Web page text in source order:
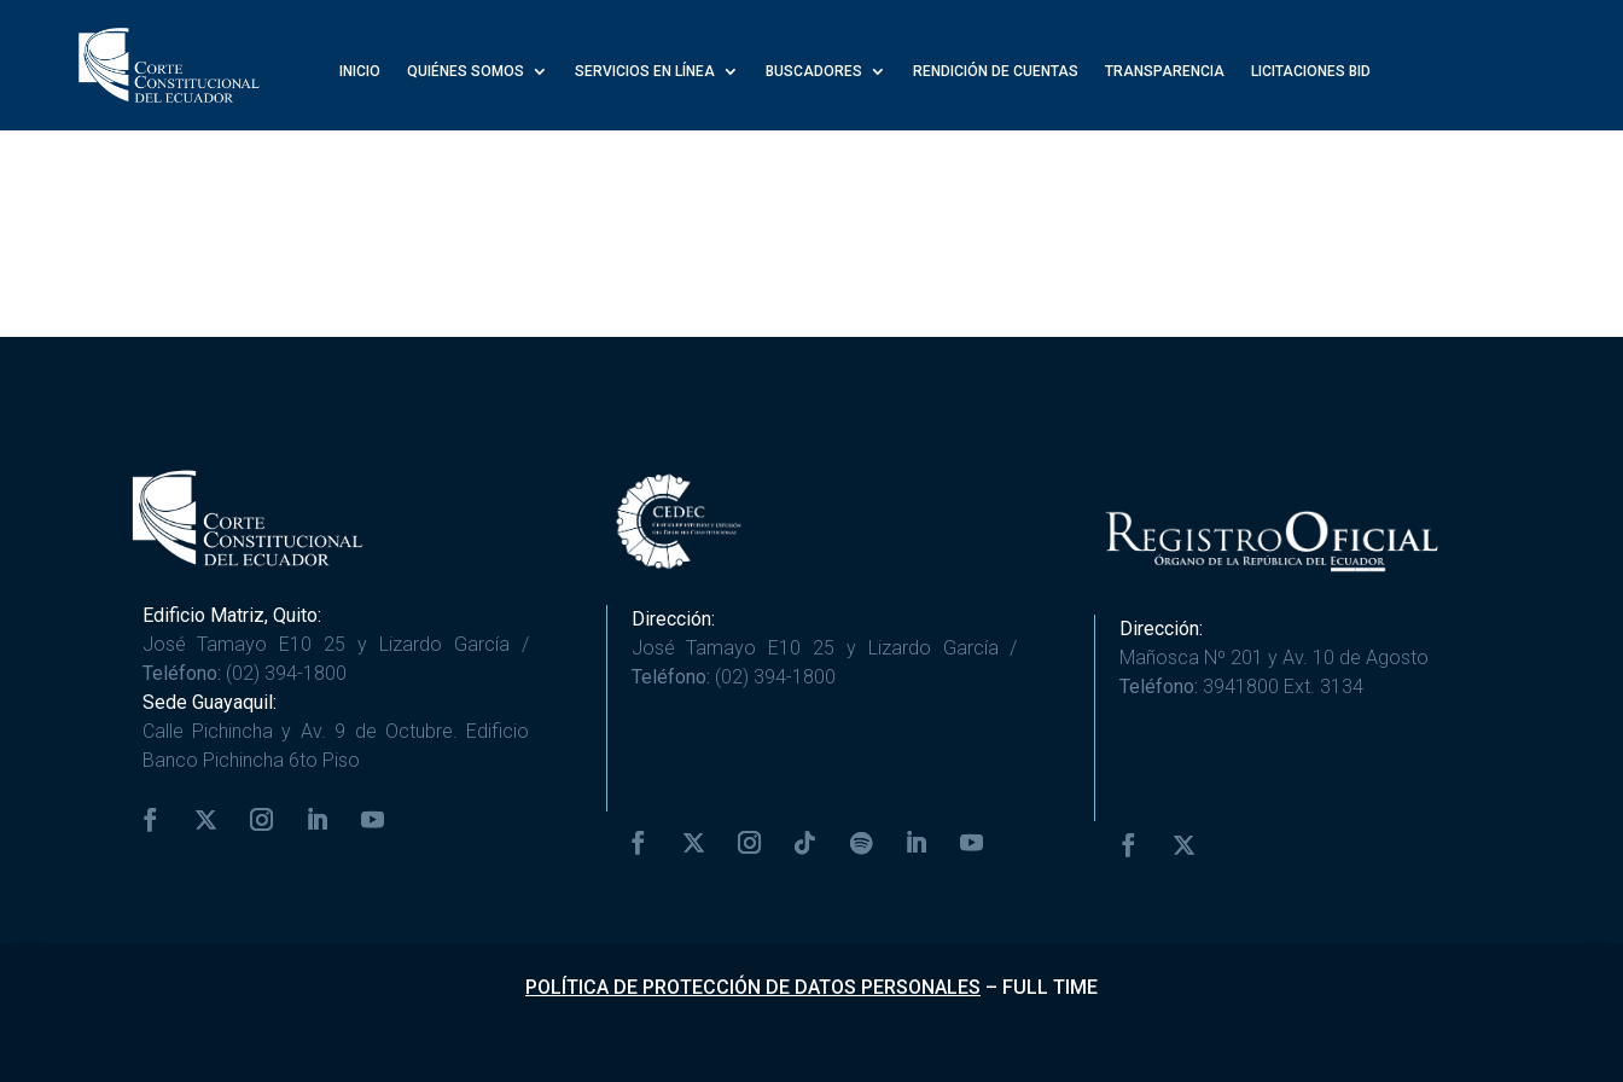
INICIO QUIÉNES SOMOS SERVICIOS EN LÍNEA BUSCADORES RENDICIÓN DE CUENTAS TRANSPARENCIA LICITACIONES BID
Edificio Matriz, Quito:
José Tamayo E10 25 y Lizardo García /
Teléfono: (02) 394-1800
Sede Guayaquil:
Calle Pichincha y Av. 9 de Octubre. Edificio
Banco Pichincha 6to Piso
Dirección:
José Tamayo E10 25 y Lizardo García /
Teléfono: (02) 394-1800
Dirección:
Mañosca Nº 201 y Av. 10 de Agosto
Teléfono: 3941800 Ext. 3134
POLÍTICA DE PROTECCIÓN DE DATOS PERSONALES – FULL TIME